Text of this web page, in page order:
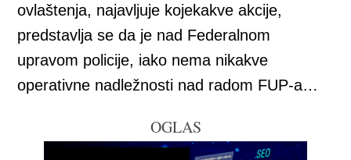
ovlaštenja, najavljuje kojekakve akcije,
predstavlja se da je nad Federalnom
upravom policije, iako nema nikakve
operativne nadležnosti nad radom FUP-a…
OGLAS